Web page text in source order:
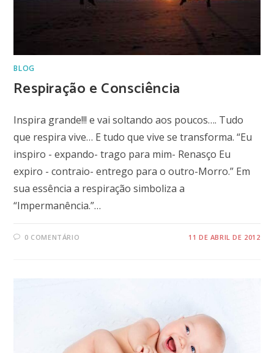
BLOG
Respiração e Consciência
Inspira grande!!! e vai soltando aos poucos…. Tudo
que respira vive… E tudo que vive se transforma. “Eu
inspiro - expando- trago para mim- Renasço Eu
expiro - contraio- entrego para o outro-Morro.” Em
sua essência a respiração simboliza a
“Impermanência.”…
0 COMENTÁRIO 11 DE ABRIL DE 2012